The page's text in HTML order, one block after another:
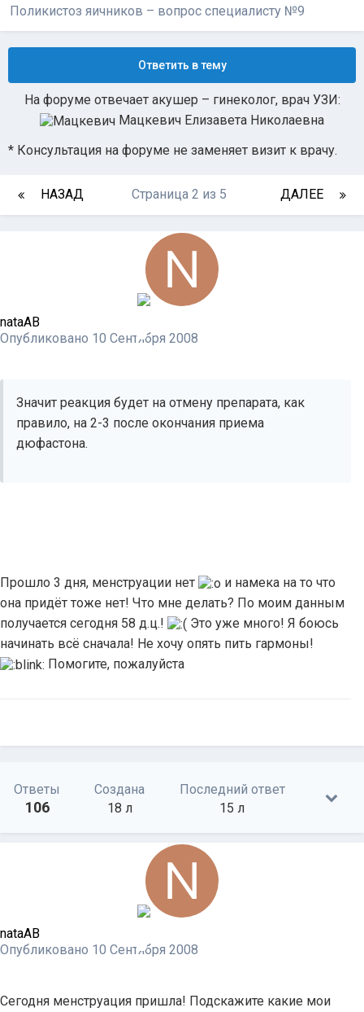
Поликистоз яичников – вопрос специалисту №9
Ответить в тему
На форуме отвечает акушер – гинеколог, врач УЗИ:
Мацкевич Елизавета Николаевна
* Консультация на форуме не заменяет визит к врачу.
НАЗАД ДАЛЕЕ
Страница 2 из 5
nataAB
Опубликовано 10 Сентября 2008
Значит реакция будет на отмену препарата, как
правило, на 2-3 после окончания приема
дюфастона.
Прошло 3 дня, менструации нет
и намека на то что
она придёт тоже нет! Что мне делать? По моим данным
получается сегодня 58 д.ц.!
Это уже много! Я боюсь
начинать всё сначала! Не хочу опять пить гармоны!
Помогите, пожалуйста
Ответы
106
Создана
18 л
Последний ответ
15 л
nataAB
Опубликовано 10 Сентября 2008
Сегодня менструация пришла! Подскажите какие мои